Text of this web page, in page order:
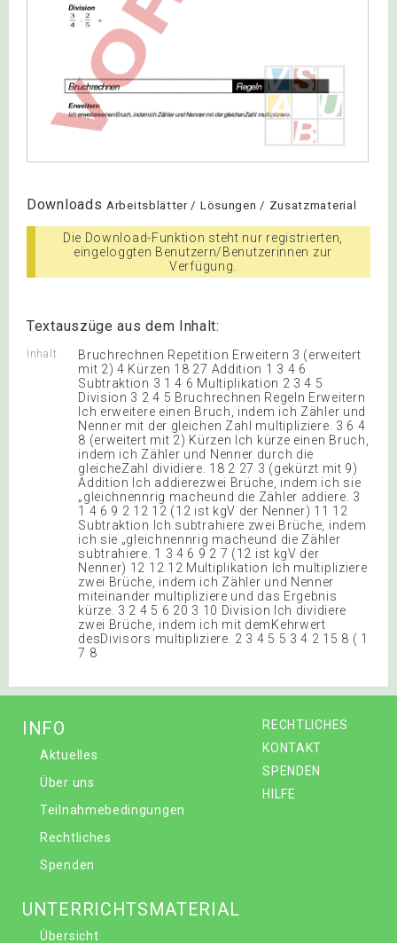
Downloads Arbeitsblätter / Lösungen / Zusatzmaterial
Die Download-Funktion steht nur registrierten,
eingeloggten Benutzern/Benutzerinnen zur
Verfügung.
Textauszüge aus dem Inhalt:
Inhalt
Bruchrechnen Repetition Erweitern 3 (erweitert
mit 2) 4 Kürzen 18 27 Addition 1 3 4 6
Subtraktion 3 1 4 6 Multiplikation 2 3 4 5
Division 3 2 4 5 Bruchrechnen Regeln Erweitern
Ich erweitere einen Bruch, indem ich Zähler und
Nenner mit der gleichen Zahl multipliziere. 3 6 4
8 (erweitert mit 2) Kürzen Ich kürze einen Bruch,
indem ich Zähler und Nenner durch die
gleicheZahl dividiere. 18 2 27 3 (gekürzt mit 9)
Addition Ich addierezwei Brüche, indem ich sie
„gleichnennrig macheund die Zähler addiere. 3
1 4 6 9 2 12 12 (12 ist kgV der Nenner) 11 12
Subtraktion Ich subtrahiere zwei Brüche, indem
ich sie „gleichnennrig macheund die Zähler
subtrahiere. 1 3 4 6 9 2 7 (12 ist kgV der
Nenner) 12 12 12 Multiplikation Ich multipliziere
zwei Brüche, indem ich Zähler und Nenner
miteinander multipliziere und das Ergebnis
kürze. 3 2 4 5 6 20 3 10 Division Ich dividiere
zwei Brüche, indem ich mit demKehrwert
desDivisors multipliziere. 2 3 4 5 5 3 4 2 15 8 ( 1
7 8
RECHTLICHES
KONTAKT
SPENDEN
HILFE
INFO
Aktuelles
Über uns
Teilnahmebedingungen
Rechtliches
Spenden
UNTERRICHTSMATERIAL
Übersicht